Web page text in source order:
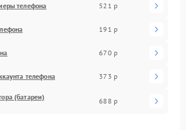
телефона 521 р
191 р
670 р
телефона 373 р
(батареи)
688 р